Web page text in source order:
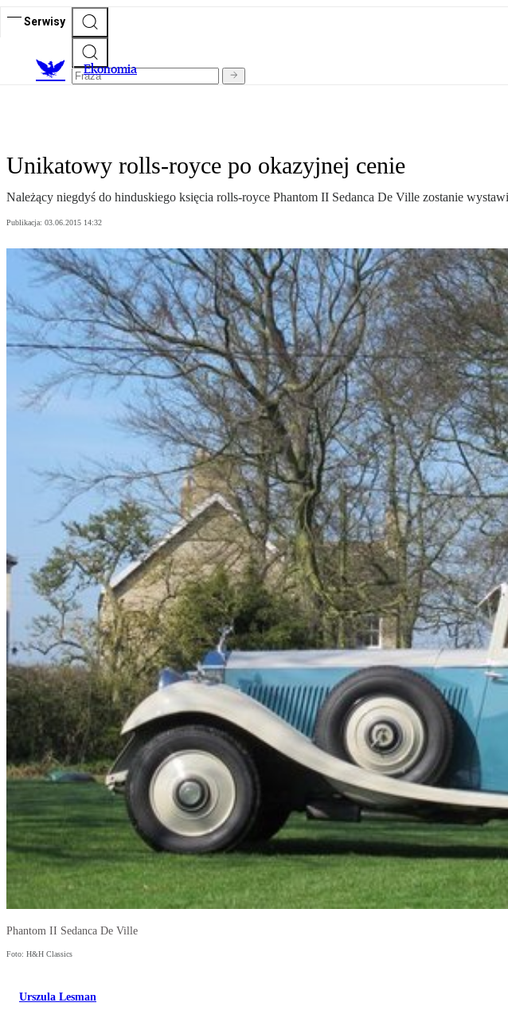
Serwisy
Ekonomia
Unikatowy rolls-royce po okazyjnej cenie
Należący niegdyś do hinduskiego księcia rolls-royce Phantom II Sedanca De Ville zostanie
Publikacja: 03.06.2015 14:32
Phantom II Sedanca De Ville
Foto: H&H Classics
Urszula Lesman